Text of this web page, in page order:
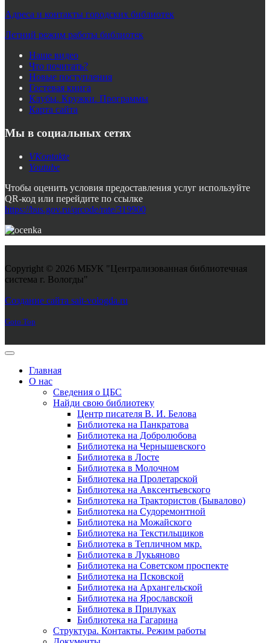
Адреса и контакты городских библиотек
Летний режим работы библиотек
Наше видео
Что почитать?
Новые поступления
Гостевая книга
Клубы. Кружки. Программы
Карта сайта
Мы в социальных сетях
VKontakte
Youtube
Чтобы оценить условия предоставления услуг используйте
QR-код или перейдите по ссылке
https://bus.gov.ru/qrcode/rate/319900
Copyright © 2026 МБУК "Централизованная библиотечная
система г. Вологды"
Создание сайта sait-vologda.ru
Goto Top
Главная
О нас
Сведения о ЦБС
Найди свою библиотеку
Центр писателя В. И. Белова
Библиотека на Панкратова
Библиотека на Добролюбова
Библиотека на Чернышевского
Библиотека в Лосте
Библиотека в Молочном
Библиотека на Пролетарской
Библиотека на Авксентьевского
Библиотека на Трактористов (Бывалово)
Библиотека на Судоремонтной
Библиотека на Можайского
Библиотека на Текстильщиков
Библиотека в Тепличном мкр.
Библиотека в Лукьяново
Библиотека на Советском проспекте
Библиотека на Псковской
Библиотека на Архангельской
Библиотека на Ярославской
Библиотека в Прилуках
Библиотека на Гагарина
Структура. Контакты. Режим работы